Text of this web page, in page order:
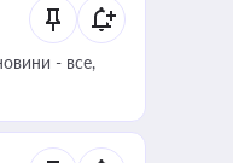
- все,